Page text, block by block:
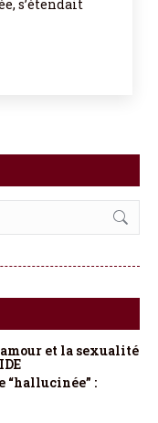
s’étendait
et la sexualité
“hallucinée” :